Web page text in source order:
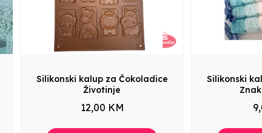
Silikonski kalup za Čokoladice
Životinje
12,00 KM
Silikonski